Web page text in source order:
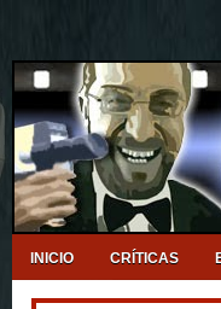
INICIO CRÍTICAS